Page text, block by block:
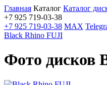
Главная Каталог Каталог
+7 925 719-03-38
+7 925 719-03-38 MAX
Black Rhino FUJI
Фото дисков